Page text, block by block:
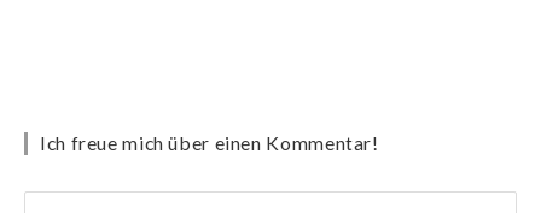
Ich freue mich über einen Kommentar!